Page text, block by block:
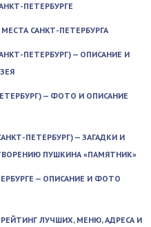
ПЕТЕРБУРГЕ
САНКТ-ПЕТЕРБУРГА
ПЕТЕРБУРГ) — ОПИСАНИЕ И
— ФОТО И ОПИСАНИЕ
ПЕТЕРБУРГ) — ЗАГАДКИ И
ПУШКИНА «ПАМЯТНИК»
— ОПИСАНИЕ И ФОТО
ЛУЧШИХ, МЕНЮ, АДРЕСА И